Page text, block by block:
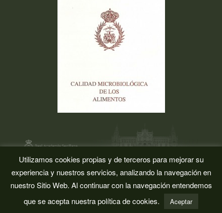
La Academia Sesiones Secciones Enlaces de Interés
Aviso
Legal
Contacto
Real Academia Sevillana de Ciencias Veterinarias © 2015 | Todos
los derechos reservados |Codetia
Utilizamos cookies propias y de terceros para mejorar su
experiencia y nuestros servicios, analizando la navegación en
nuestro Sitio Web. Al continuar con la navegación entendemos
que se acepta nuestra política de cookies.
Aceptar